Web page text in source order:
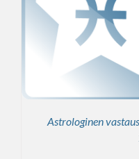
Astrologinen